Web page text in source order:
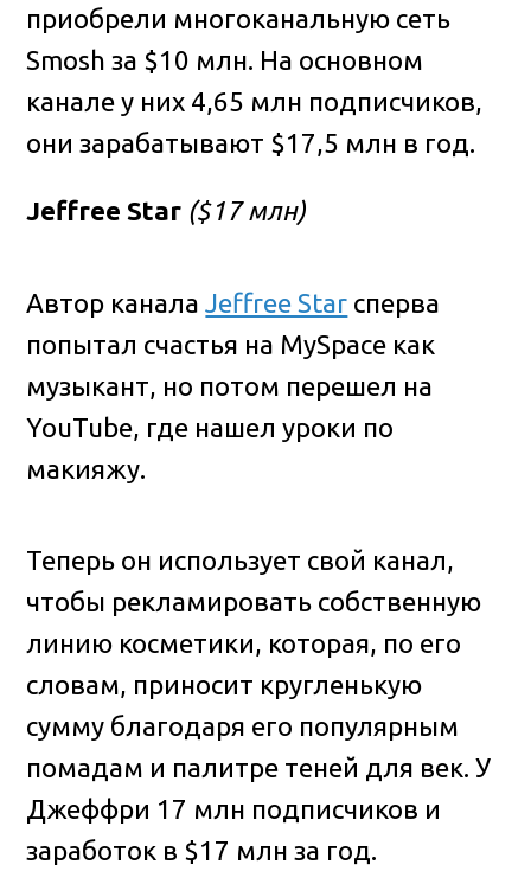
приобрели многоканальную сеть
Smosh за $10 млн. На основном
канале у них 4,65 млн подписчиков,
они зарабатывают $17,5 млн в год.
Jeffree Star ($17 млн)
Автор каналаJeffree Star сперва
попытал счастья на MySpace как
музыкант, но потом перешел на
YouTube, где нашел уроки по
макияжу.
Теперь он использует свой канал,
чтобы рекламировать собственную
линию косметики, которая, по его
словам, приносит кругленькую
сумму благодаря его популярным
помадам и палитре теней для век. У
Джеффри 17 млн подписчиков и
заработок в $17 млн за год.